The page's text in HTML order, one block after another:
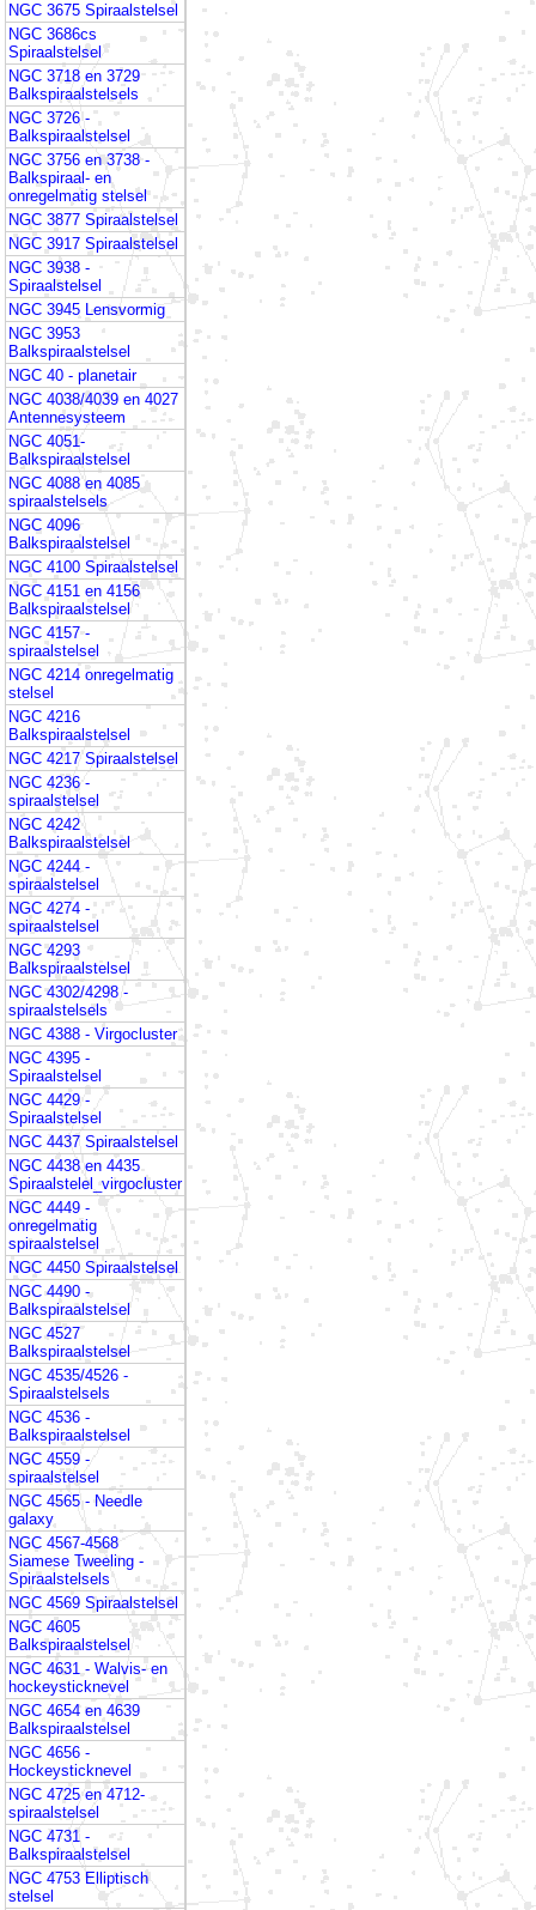
NGC 3675 Spiraalstelsel
NGC 3686cs
Spiraalstelsel
NGC 3718 en 3729
Balkspiraalstelsels
NGC 3726 -
Balkspiraalstelsel
NGC 3756 en 3738 -
Balkspiraal- en
onregelmatig stelsel
NGC 3877 Spiraalstelsel
NGC 3917 Spiraalstelsel
NGC 3938 -
Spiraalstelsel
NGC 3945 Lensvormig
NGC 3953
Balkspiraalstelsel
NGC 40 - planetair
NGC 4038/4039 en 4027
Antennesysteem
NGC 4051-
Balkspiraalstelsel
NGC 4088 en 4085
spiraalstelsels
NGC 4096
Balkspiraalstelsel
NGC 4100 Spiraalstelsel
NGC 4151 en 4156
Balkspiraalstelsel
NGC 4157 -
spiraalstelsel
NGC 4214 onregelmatig
stelsel
NGC 4216
Balkspiraalstelsel
NGC 4217 Spiraalstelsel
NGC 4236 -
spiraalstelsel
NGC 4242
Balkspiraalstelsel
NGC 4244 -
spiraalstelsel
NGC 4274 -
spiraalstelsel
NGC 4293
Balkspiraalstelsel
NGC 4302/4298 -
spiraalstelsels
NGC 4388 - Virgocluster
NGC 4395 -
Spiraalstelsel
NGC 4429 -
Spiraalstelsel
NGC 4437 Spiraalstelsel
NGC 4438 en 4435
Spiraalstelel_virgocluster
NGC 4449 -
onregelmatig
spiraalstelsel
NGC 4450 Spiraalstelsel
NGC 4490 -
Balkspiraalstelsel
NGC 4527
Balkspiraalstelsel
NGC 4535/4526 -
Spiraalstelsels
NGC 4536 -
Balkspiraalstelsel
NGC 4559 -
spiraalstelsel
NGC 4565 - Needle
galaxy
NGC 4567-4568
Siamese Tweeling -
Spiraalstelsels
NGC 4569 Spiraalstelsel
NGC 4605
Balkspiraalstelsel
NGC 4631 - Walvis- en
hockeysticknevel
NGC 4654 en 4639
Balkspiraalstelsel
NGC 4656 -
Hockeysticknevel
NGC 4725 en 4712-
spiraalstelsel
NGC 4731 -
Balkspiraalstelsel
NGC 4753 Elliptisch
stelsel